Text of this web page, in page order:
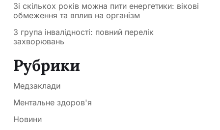
Зі скількох років можна пити енергетики: вікові
обмеження та вплив на організм
3 група інвалідності: повний перелік
захворювань
Рубрики
Медзаклади
Ментальне здоров'я
Новини